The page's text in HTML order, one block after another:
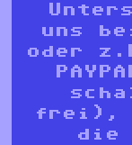
uns
oder
frei),
die